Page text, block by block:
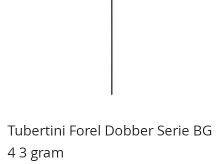
het
begin
van
de
Tubertini Forel Dobber Serie BG
4 3 gram